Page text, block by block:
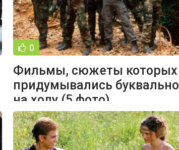
0
Фильмы, сюжеты которых
придумывались буквально
на ходу (5 фото)